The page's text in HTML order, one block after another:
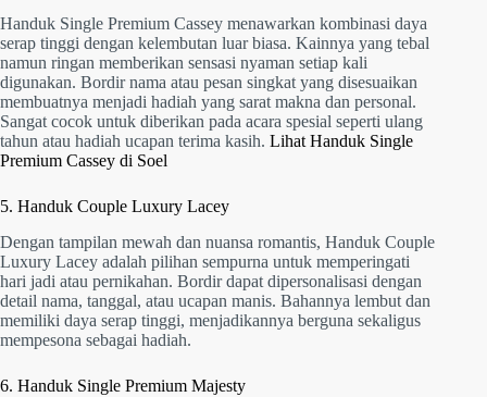
Handuk Single Premium Cassey menawarkan kombinasi daya
serap tinggi dengan kelembutan luar biasa. Kainnya yang tebal
namun ringan memberikan sensasi nyaman setiap kali
digunakan. Bordir nama atau pesan singkat yang disesuaikan
membuatnya menjadi hadiah yang sarat makna dan personal.
Sangat cocok untuk diberikan pada acara spesial seperti ulang
tahun atau hadiah ucapan terima kasih. Lihat Handuk Single
Premium Cassey di Soel
5. Handuk Couple Luxury Lacey
Dengan tampilan mewah dan nuansa romantis, Handuk Couple
Luxury Lacey adalah pilihan sempurna untuk memperingati
hari jadi atau pernikahan. Bordir dapat dipersonalisasi dengan
detail nama, tanggal, atau ucapan manis. Bahannya lembut dan
memiliki daya serap tinggi, menjadikannya berguna sekaligus
mempesona sebagai hadiah.
6. Handuk Single Premium Majesty